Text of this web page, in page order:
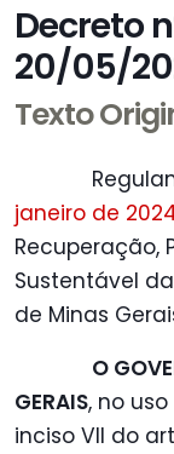
Decreto
20/05/
Texto
janeiro de
Recuperação,
Sustentável
de Minas
O
GERAIS, no
inciso VII do